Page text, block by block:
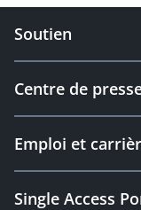
Soutien
Centre de
Emploi et
Single Access